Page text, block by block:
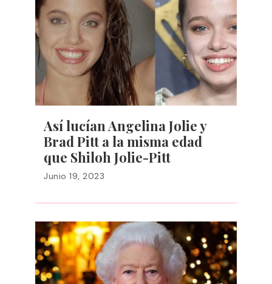
Así lucían Angelina Jolie y
Brad Pitt a la misma edad
que Shiloh Jolie-Pitt
Junio 19, 2023